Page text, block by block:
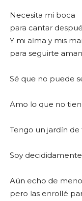
Necesita mi boca
para cantar
Y mi alma y mis
para seguirte
Sé que no puede
Amo lo que no
Tengo un jardín
Soy
Aún echo de
pero las enrollé